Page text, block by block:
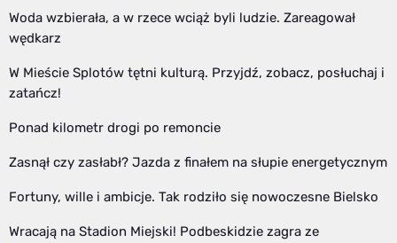
Woda wzbierała, a w rzece wciąż byli ludzie. Zareagował
wędkarz
W Mieście Splotów tętni kulturą. Przyjdź, zobacz, posłuchaj i
zatańcz!
Ponad kilometr drogi po remoncie
Zasnął czy zasłabł? Jazda z finałem na słupie energetycznym
Fortuny, wille i ambicje. Tak rodziło się nowoczesne Bielsko
Wracają na Stadion Miejski! Podbeskidzie zagra ze